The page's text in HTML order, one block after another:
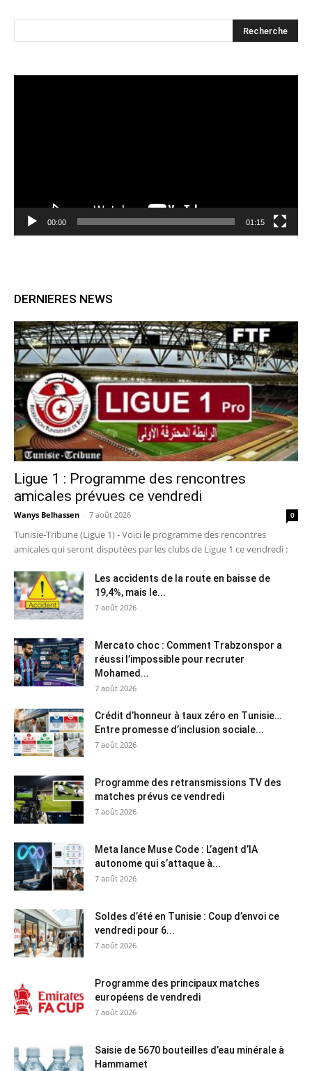
00:00 01:15
DERNIERES NEWS
Ligue 1 : Programme des rencontres
amicales prévues ce vendredi
Wanys Belhassen - 7 août 2026 0
Tunisie-Tribune (Ligue 1) - Voici le programme des rencontres
amicales qui seront disputées par les clubs de Ligue 1 ce vendredi :
Les accidents de la route en baisse de
19,4%, mais le...
7 août 2026
Mercato choc : Comment Trabzonspor a
réussi l’impossible pour recruter
Mohamed...
7 août 2026
Crédit d’honneur à taux zéro en Tunisie…
Entre promesse d’inclusion sociale...
7 août 2026
Programme des retransmissions TV des
matches prévus ce vendredi
7 août 2026
Meta lance Muse Code : L’agent d’IA
autonome qui s’attaque à...
7 août 2026
Soldes d’été en Tunisie : Coup d’envoi ce
vendredi pour 6...
7 août 2026
Programme des principaux matches
européens de vendredi
7 août 2026
Saisie de 5670 bouteilles d’eau minérale à
Hammamet